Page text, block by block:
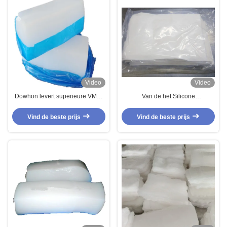
Video
Dowhon levert superieure VMQ-
industrieën
Vind de beste prijs
Video
Van de het Silicone
Zachte RTV HTV Geurloze
milieuvriendelijk
Vind de beste prijs